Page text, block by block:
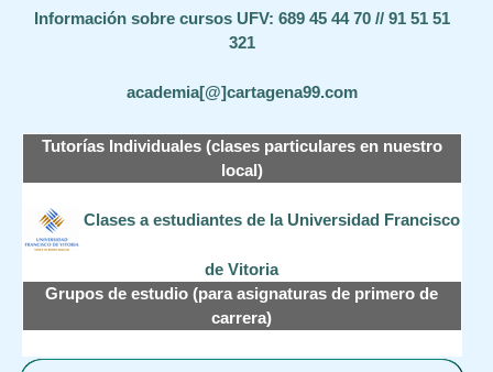
Información sobre cursos UFV: 689 45 44 70 // 91 51 51
321
academia[@]cartagena99.com
Tutorías Individuales (clases particulares en nuestro
local)
Clases a estudiantes de la Universidad Francisco
de Vitoria
Grupos de estudio (para asignaturas de primero de
carrera)